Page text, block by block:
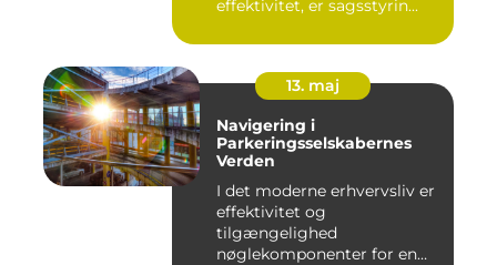
effektivitet, er sagsstyrin...
13. maj
Navigering i
Parkeringsselskabernes
Verden
I det moderne erhvervsliv er
effektivitet og
tilgængelighed
nøglekomponenter for en